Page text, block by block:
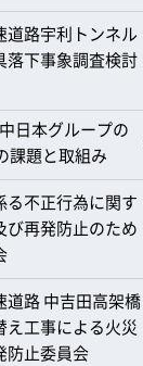
道路宇利トンネル
落下事象調査検討
日本グループの
課題と取組み
る不正行為に関す
び再発防止のため
道路 中吉田高架橋
え工事による火災
防止委員会